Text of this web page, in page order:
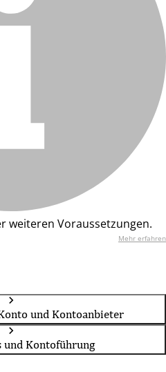
weiteren Voraussetzungen.
Mehr erfahren
und Kontoanbieter
und Kontoführung